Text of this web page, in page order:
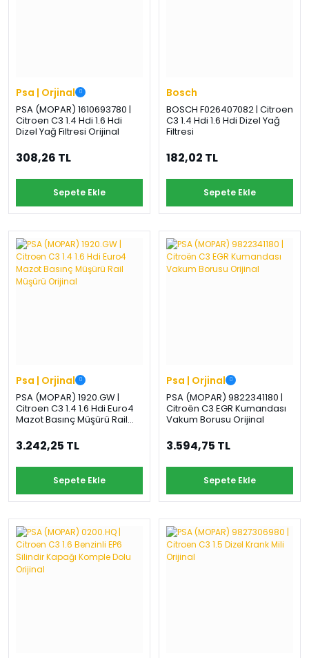
Psa | Orjinal
PSA (MOPAR) 1610693780 |
Citroen C3 1.4 Hdi 1.6 Hdi
Dizel Yağ Filtresi Orijinal
308,26 TL
Sepete Ekle
Bosch
BOSCH F026407082 | Citroen
C3 1.4 Hdi 1.6 Hdi Dizel Yağ
Filtresi
182,02 TL
Sepete Ekle
Psa | Orjinal
PSA (MOPAR) 1920.GW |
Citroen C3 1.4 1.6 Hdi Euro4
Mazot Basınç Müşürü Rail
3.242,25 TL
Sepete Ekle
Psa | Orjinal
PSA (MOPAR) 9822341180 |
Citroën C3 EGR Kumandası
Vakum Borusu Orijinal
3.594,75 TL
Sepete Ekle